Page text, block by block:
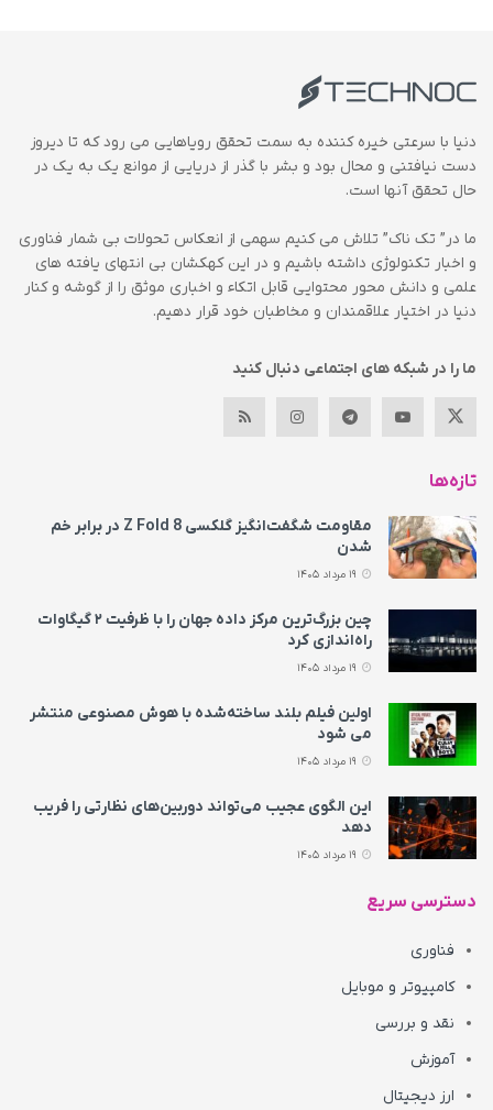
دنیا با سرعتی خیره کننده به سمت تحقق رویاهایی می رود که تا دیروز
دست نیافتنی و محال بود و بشر با گذر از دریایی از موانع یک به یک در
حال تحقق آنها است.
ما در” تک ناک” تلاش می کنیم سهمی از انعکاس تحولات بی شمار فناوری
و اخبار تکنولوژی داشته باشیم و در این کهکشان بی انتهای یافته های
علمی و دانش محور محتوایی قابل اتکاء و اخباری موثق را از گوشه و کنار
دنیا در اختیار علاقمندان و مخاطبان خود قرار دهیم.
ما را در شبکه های اجتماعی دنبال کنید
تازه‌ها
مقاومت شگفت‌انگیز گلکسی Z Fold 8 در برابر خم
شدن
چین بزرگ‌ترین مرکز داده جهان را با ظرفیت ۲ گیگاوات
راه‌اندازی کرد
اولین فیلم بلند ساخته‌شده با هوش مصنوعی منتشر
می‌ شود
این الگوی عجیب می‌تواند دوربین‌های نظارتی را فریب
دهد
دسترسی سریع
فناوری
کامپیوتر و موبایل
نقد و بررسی
آموزش
ارز دیجیتال